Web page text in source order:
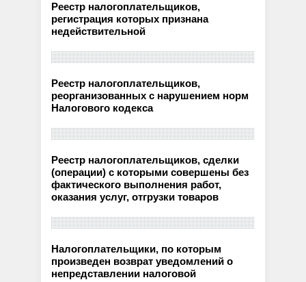
Реестр налогоплательщиков,
регистрация которых признана
недействительной
Реестр налогоплательщиков,
реорганизованных с нарушением норм
Налогового кодекса
Реестр налогоплательщиков, сделки
(операции) с которыми совершены без
фактического выполнения работ,
оказания услуг, отгрузки товаров
Налогоплательщики, по которым
произведен возврат уведомлений о
непредставлении налоговой